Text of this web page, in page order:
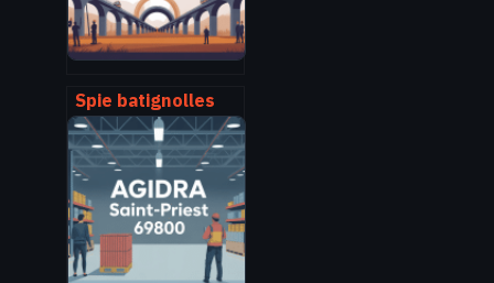
Spie batignolles
génie civil :
activités,
expertises et
enjeux en france